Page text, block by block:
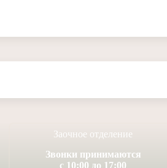
Заочное отделение
Звонки принимаются
с 10:00 до 17:00